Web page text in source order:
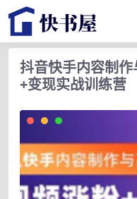
抖音快手内容制
+变现实战训练营